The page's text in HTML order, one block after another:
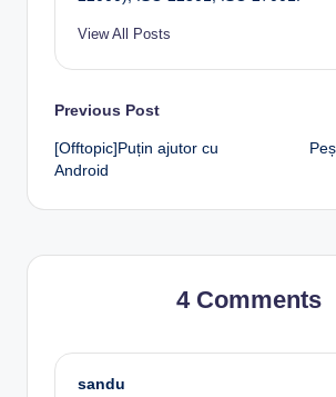
View All Posts
Post
navigation
Previous Post
[Offtopic]Puțin ajutor cu
Android
4 Comments
sandu